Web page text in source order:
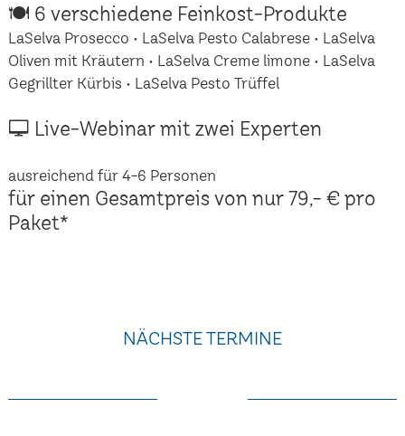
🍽 6 verschiedene Feinkost-Produkte
LaSelva Prosecco • LaSelva Pesto Calabrese • LaSelva
Oliven mit Kräutern • LaSelva Creme limone • LaSelva
Gegrillter Kürbis • LaSelva Pesto Trüffel
🖵 Live-Webinar mit zwei Experten
ausreichend für 4-6 Personen
für einen Gesamtpreis von nur 79,- € pro
Paket*
NÄCHSTE TERMINE